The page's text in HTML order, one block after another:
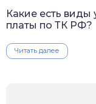
Какие есть
платы по ТК РФ?
Читать далее